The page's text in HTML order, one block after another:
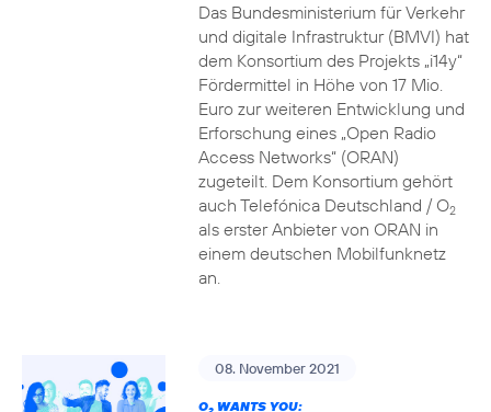
Das Bundesministerium für Verkehr
und digitale Infrastruktur (BMVI) hat
dem Konsortium des Projekts „i14y“
Fördermittel in Höhe von 17 Mio.
Euro zur weiteren Entwicklung und
Erforschung eines „Open Radio
Access Networks“ (ORAN)
zugeteilt. Dem Konsortium gehört
auch Telefónica Deutschland / O2
als erster Anbieter von ORAN in
einem deutschen Mobilfunknetz
an.
08. November 2021
O WANTS YOU: